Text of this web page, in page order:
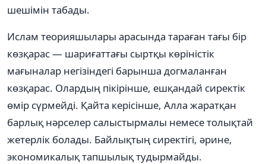
шешімін табады.
Ислам теорияшылары арасында тараған тағы бір
көзқарас — шариғаттағы сыртқы көріністік
мағыналар негізіндегі барынша догмаланған
көзқарас. Олардың пікірінше, ешқандай сиректік
өмір сүрмейді. Қайта керісінше, Алла жаратқан
барлық нәрселер салыстырмалы немесе толықтай
жетерлік болады. Байлықтың сиректігі, әрине,
экономикалық тапшылық тудырмайды.